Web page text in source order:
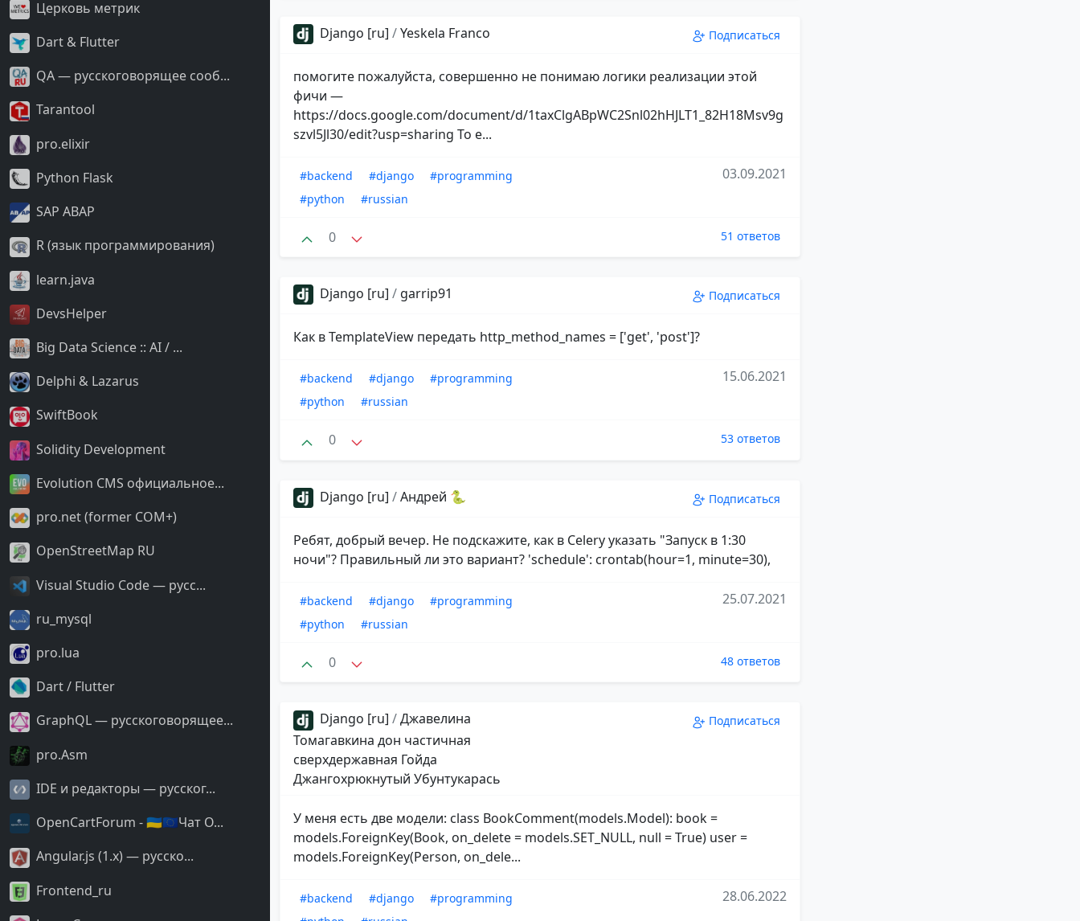
Церковь метрик
Dart & Flutter
QA — русскоговорящее сооб...
Tarantool
pro.elixir
Python Flask
SAP ABAP
R (язык программирования)
learn.java
DevsHelper
Big Data Science :: AI / ...
Delphi & Lazarus
SwiftBook
Solidity Development
Evolution CMS официальное...
pro.net (former COM+)
OpenStreetMap RU
Visual Studio Code — русс...
ru_mysql
pro.lua
Dart / Flutter
GraphQL — русскоговорящее...
pro.Asm
IDE и редакторы — русског...
OpenCartForum - 🇺🇦🇪🇺Чат O...
Angular.js (1.x) — русско...
Frontend_ru
Django [ru] /Yeskela Franco Подписаться
помогите пожалуйста, совершенно не понимаю логики реализации этой
фичи —
https://docs.google.com/document/d/1taxClgABpWC2Snl02hHJLT1_82H18Msv9g
szvl5Jl30/edit?usp=sharing То е...
#backend #django
#programming
#python
#russian
03.09.2021
0 51 ответов
Django [ru] / garrip91 Подписаться
Как в TemplateView передать http_method_names = ['get', 'post']?
#backend #django
#programming
#python
#russian
15.06.2021
0 53 ответов
Django [ru] /Андрей 🐍 Подписаться
Ребят, добрый вечер. Не подскажите, как в Celery указать "Запуск в 1:30
ночи"? Правильный ли это вариант? 'schedule': crontab(hour=1, minute=30),
#backend #django
#programming
#python
#russian
25.07.2021
0 48 ответов
Django [ru] /Джавелина
Томагавкина дон частичная
сверхдержавная Гойда
Джангохрюкнутый Убунтукарась
Подписаться
У меня есть две модели: class BookComment(models.Model): book =
models.ForeignKey(Book, on_delete = models.SET_NULL, null = True) user =
models.ForeignKey(Person, on_dele...
#backend #django
#programming
28.06.2022